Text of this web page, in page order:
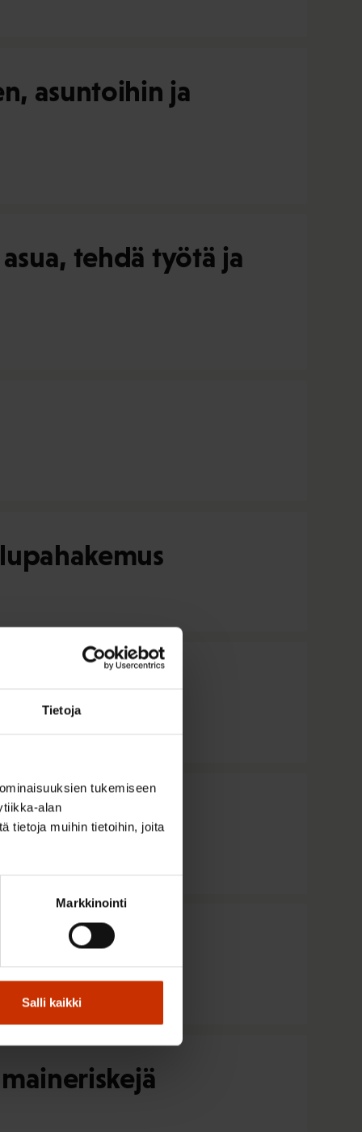
Tietoja
tukemiseen
alan
tietoja muihin tietoihin, joita
Markkinointi
Salli kaikki
asuntoihin ja
tehdä työtä ja